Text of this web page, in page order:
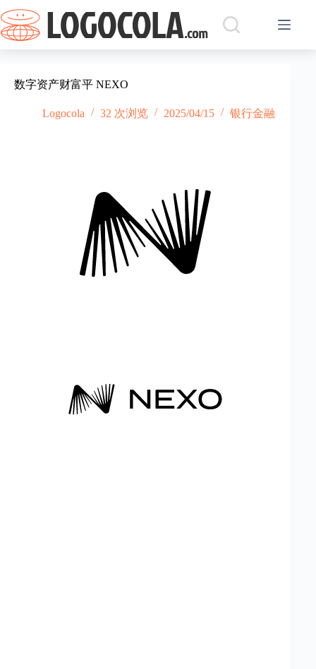
过
内
容
数字资产财富平 NEXO
Logocola 32 次浏览 2025/04/15 银行金融